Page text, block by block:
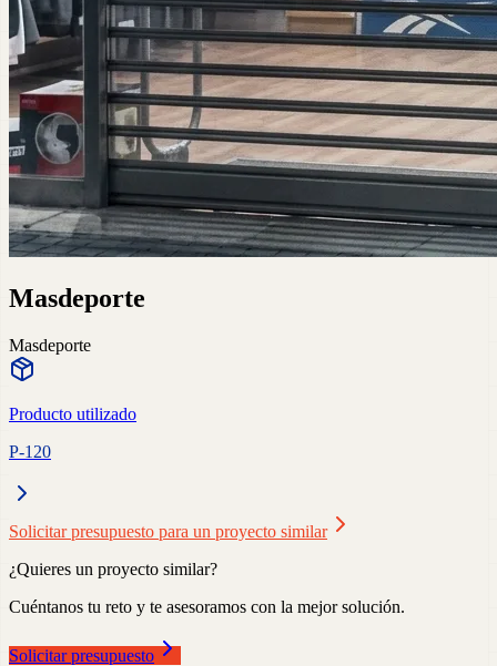
Masdeporte
Masdeporte
Producto utilizado
P-120
Solicitar presupuesto para un proyecto similar
¿Quieres un proyecto similar?
Cuéntanos tu reto y te asesoramos con la mejor solución.
Solicitar presupuesto